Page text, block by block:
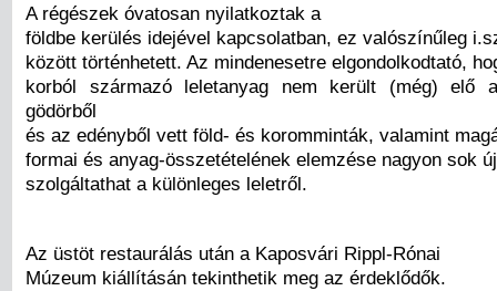
A régészek óvatosan nyilatkoztak a
földbe kerülés idejével kapcsolatban, ez valószínűleg
között történhetett. Az mindenesetre elgondolkodtató,
korból származó leletanyag nem került (még) elő
gödörből
és az edényből vett föld- és koromminták, valamint
formai és anyag-összetételének elemzése nagyon sok
szolgáltathat a különleges leletről.
Az üstöt restaurálás után a Kaposvári Rippl-Rónai
Múzeum kiállításán tekinthetik meg az érdeklődők.